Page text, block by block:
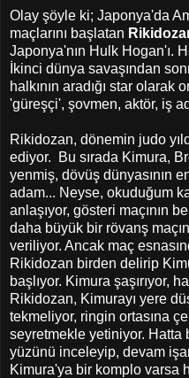
Olay şöyle ki; Japonya'da
maçlarını başlatan
Japonya'nın Hulk Hogan'ı.
İkinci dünya savaşından
halkının aradığı star olarak
'güreşçi', şovmen, aktör, iş
Rikidozan, dönemin judo
ediyor. Bu sırada Kimura,
yenmiş, dövüş dünyasının
adam... Neyse, okuduğum
anlaşıyor, gösteri maçının
daha büyük bir rövanş
veriliyor. Ancak maç
Rikidozan birden delirip
başlıyor. Kimura şaşırıyor,
Rikidozan, Kimurayı yere
tekmeliyor, ringin ortasına
seyretmekle yetiniyor. Hatta
yüzünü inceleyip, devam
Kimura'ya bir komplo varsa